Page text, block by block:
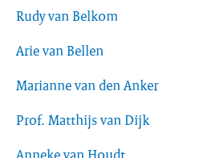
Rudy van Belkom
Arie van Bellen
Marianne van den Anker
Prof. Matthijs van Dijk
Anneke van Houdt